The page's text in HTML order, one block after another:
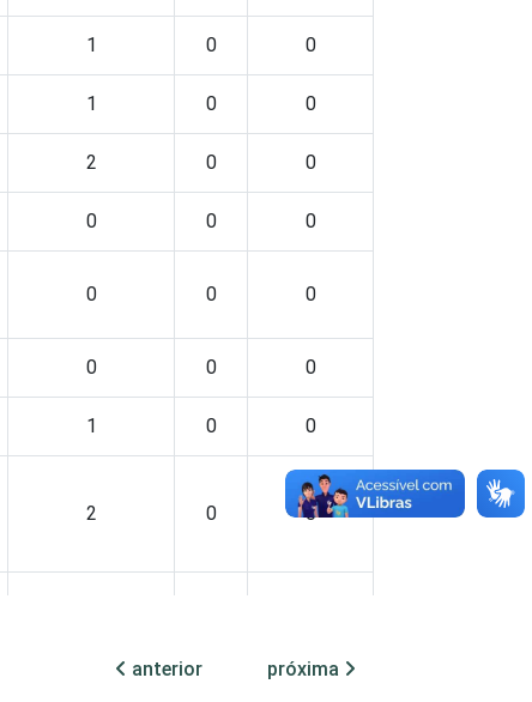
1 0 0
1 0 0
2 0 0
0 0 0
0 0 0
0 0 0
1 0 0
2 0 0
anterior próxima